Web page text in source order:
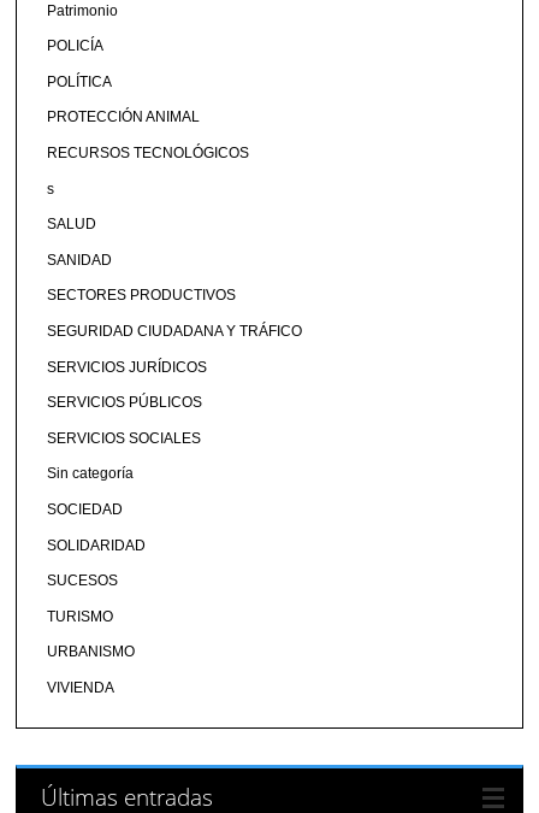
Patrimonio
POLICÍA
POLÍTICA
PROTECCIÓN ANIMAL
RECURSOS TECNOLÓGICOS
s
SALUD
SANIDAD
SECTORES PRODUCTIVOS
SEGURIDAD CIUDADANA Y TRÁFICO
SERVICIOS JURÍDICOS
SERVICIOS PÚBLICOS
SERVICIOS SOCIALES
Sin categoría
SOCIEDAD
SOLIDARIDAD
SUCESOS
TURISMO
URBANISMO
VIVIENDA
Últimas entradas